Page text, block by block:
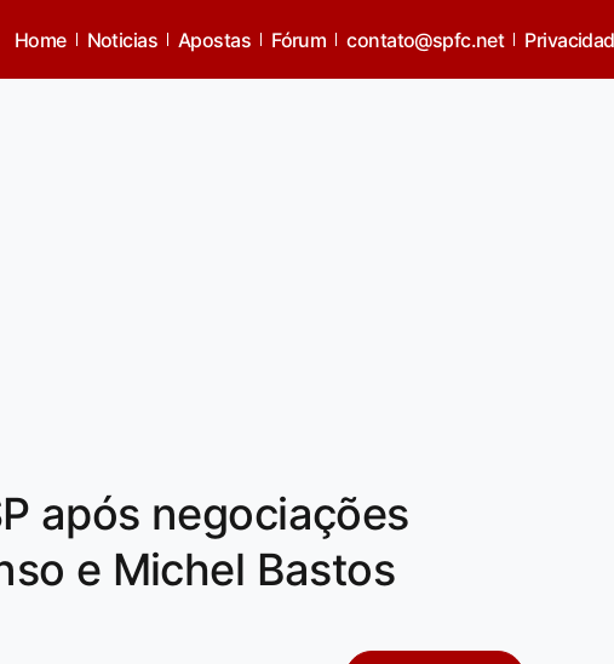
Home Noticias Apostas Fórum contato@spfc.net
após negociações
e Michel Bastos